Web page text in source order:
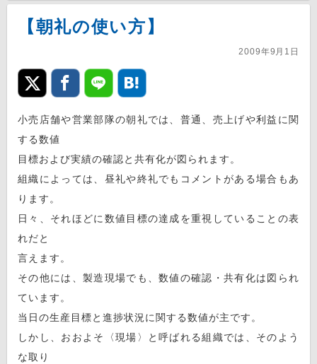
【朝礼の使い方】
2009年9月1日
小売店舗や営業部隊の朝礼では、普通、売上げや利益に関
する数値
目標および実績の確認と共有化が図られます。
組織によっては、昼礼や終礼でもコメントがある場合もあ
ります。
日々、それほどに数値目標の達成を重視していることの表
れだと
言えます。
その他には、製造現場でも、数値の確認・共有化は図られ
ています。
当日の生産目標と進捗状況に関する数値が主です。
しかし、おおよそ〈現場〉と呼ばれる組織では、そのよう
な取り